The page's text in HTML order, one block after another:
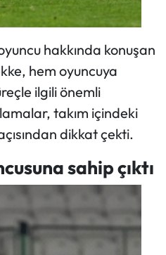
hakkında konuşan
hem oyuncuya
ilgili önemli
takım içindeki
dikkat çekti.
sahip çıktı